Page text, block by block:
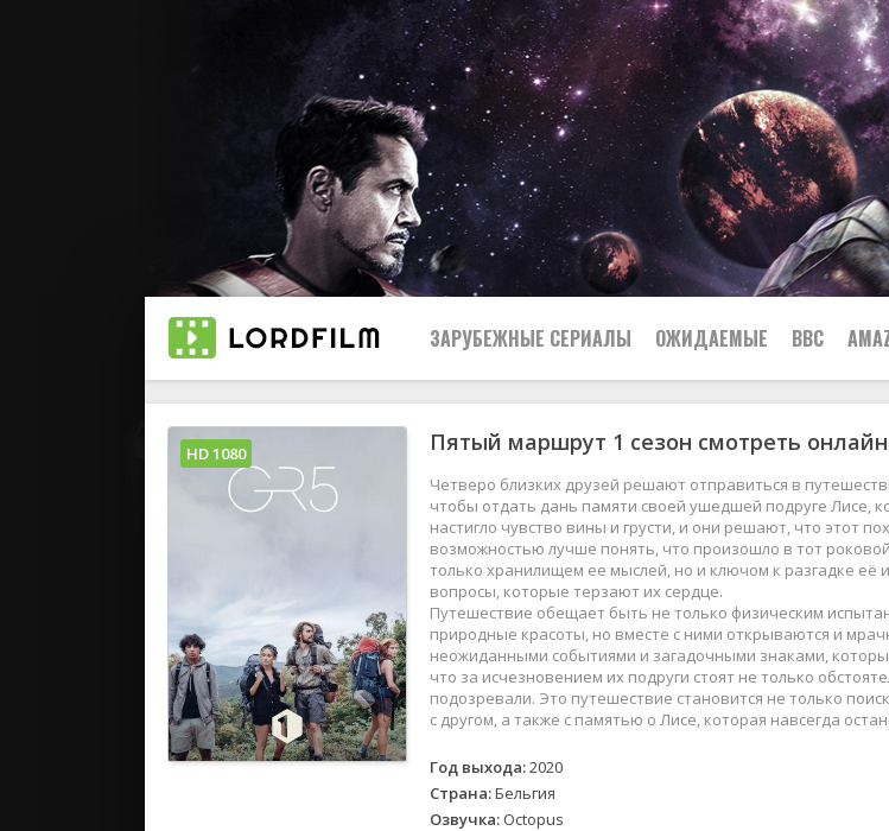
ЗАРУБЕЖНЫЕ СЕРИАЛЫ
Все
2019
2018
2017
Великобритания
Испания
Германия
Корея Южная
Индия
Франция
Боевики
Приключения
Детективы
Драмы
Исторические
Криминальные
Мелодрамы
Триллеры
ОЖИДАЕМЫЕ BBC
Пятый маршрут 1 сезон смотреть онлайн
Четверо близких друзей решают отправиться в
чтобы отдать дань памяти своей ушедшей подруге Лисе,
настигло чувство вины и грусти, и они решают, что этот
возможностью лучше понять, что произошло в тот
только хранилищем ее мыслей, но и ключом к разгадке
вопросы, которые терзают их сердце.
Путешествие обещает быть не только физическим
природные красоты, но вместе с ними открываются и
неожиданными событиями и загадочными знаками,
что за исчезновением их подруги стоят не только
подозревали. Это путешествие становится не только
с другом, а также с памятью о Лисе, которая навсегда
Год выхода:2020
Страна:Бельгия
Озвучка: Octopus
HD 1080